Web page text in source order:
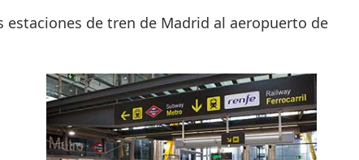
estaciones de tren de Madrid al aeropuerto de